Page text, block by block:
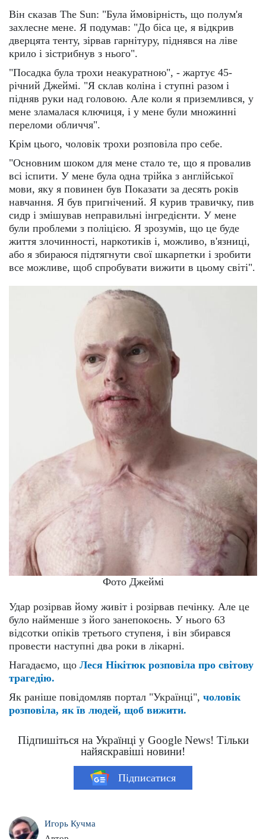
Він сказав The Sun: "Була ймовірність, що полум'я
захлесне мене. Я подумав: "До біса це, я відкрив
дверцята тенту, зірвав гарнітуру, піднявся на ліве
крило і зістрибнув з нього".
"Посадка була трохи неакуратною", - жартує 45-
річний Джеймі. "Я склав коліна і ступні разом і
підняв руки над головою. Але коли я приземлився, у
мене зламалася ключиця, і у мене були множинні
переломи обличчя".
Крім цього, чоловік трохи розповіла про себе.
"Основним шоком для мене стало те, що я провалив
всі іспити. У мене була одна трійка з англійської
мови, яку я повинен був Показати за десять років
навчання. Я був пригнічений. Я курив травичку, пив
сидр і змішував неправильні інгредієнти. У мене
були проблеми з поліцією. Я зрозумів, що це буде
життя злочинності, наркотиків і, можливо, в'язниці,
або я збираюся підтягнути свої шкарпетки і зробити
все можливе, щоб спробувати вижити в цьому світі".
Фото Джеймі
Удар розірвав йому живіт і розірвав печінку. Але це
було найменше з його занепокоєнь. У нього 63
відсотки опіків третього ступеня, і він збирався
провести наступні два роки в лікарні.
Нагадаємо, що Леся Нікітюк розповіла про світову
трагедію.
Як раніше повідомляв портал "Українці", чоловік
розповіла, як їв людей, щоб вижити.
Підпишіться на Українці у Google News! Тільки
найяскравіші новини!
Підписатися
Игорь Кучма